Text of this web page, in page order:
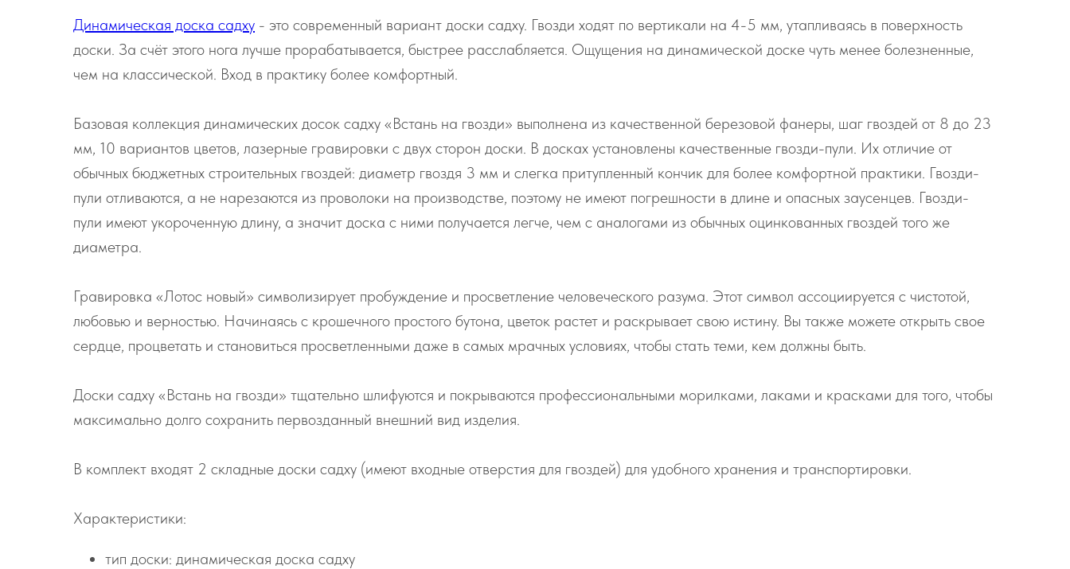
Динамическая доска садху - это современный вариант доски садху. Гвозди ходят по вертикали на 4-5 мм, утапливаясь в поверхность
доски. За счёт этого нога лучше прорабатывается, быстрее расслабляется. Ощущения на динамической доске чуть менее болезненные,
чем на классической. Вход в практику более комфортный.
Базовая коллекция динамических досок садху «Встань на гвозди» выполнена из качественной березовой фанеры, шаг гвоздей от 8 до 23
мм, 10 вариантов цветов, лазерные гравировки с двух сторон доски. В досках установлены качественные гвозди-пули. Их отличие от
обычных бюджетных строительных гвоздей: диаметр гвоздя 3 мм и слегка притупленный кончик для более комфортной практики. Гвозди-
пули отливаются, а не нарезаются из проволоки на производстве, поэтому не имеют погрешности в длине и опасных заусенцев. Гвозди-
пули имеют укороченную длину, а значит доска с ними получается легче, чем с аналогами из обычных оцинкованных гвоздей того же
диаметра.
Гравировка «Лотос новый» символизирует пробуждение и просветление человеческого разума. Этот символ ассоциируется с чистотой,
любовью и верностью. Начинаясь с крошечного простого бутона, цветок растет и раскрывает свою истину. Вы также можете открыть свое
сердце, процветать и становиться просветленными даже в самых мрачных условиях, чтобы стать теми, кем должны быть.
Доски садху «Встань на гвозди» тщательно шлифуются и покрываются профессиональными морилками, лаками и красками для того, чтобы
максимально долго сохранить первозданный внешний вид изделия.
В комплект входят 2 складные доски садху (имеют входные отверстия для гвоздей) для удобного хранения и транспортировки.
Характеристики:
тип доски: динамическая доска садху